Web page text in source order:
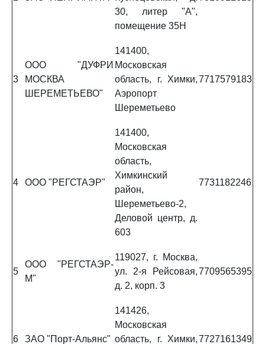
30, литер "А",
помещение 35Н
3
ООО "ДУФРИ
МОСКВА
ШЕРЕМЕТЬЕВО"
141400,
Московская
область, г. Химки,
Аэропорт
Шереметьево
7717579183
4 ООО "РЕГСТАЭР"
141400,
Московская
область,
Химкинский
район,
Шереметьево-2,
Деловой центр, д.
603
7731182246
5
ООО "РЕГСТАЭР-
М"
119027, г. Москва,
ул. 2-я Рейсовая,
д. 2, корп. 3
7709565395
6 ЗАО "Порт-Альянс"
141426,
Московская
область, г. Химки,7727161349